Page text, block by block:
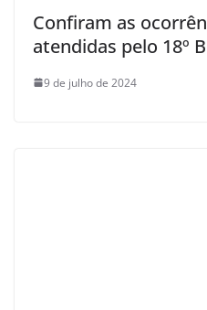
Confiram as
atendidas pelo 18º
9 de julho de 2024